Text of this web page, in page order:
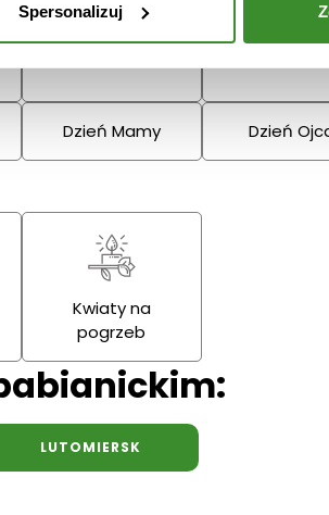
Spersonalizuj
Boże
Narodzenie
Dziadka
Dzień Mamy Dzień
Kwiaty na
pogrzeb
LUTOMIERSK